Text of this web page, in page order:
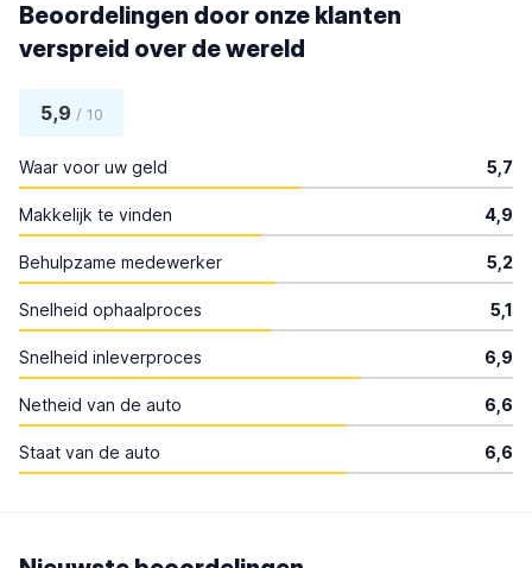
Beoordelingen door onze klanten
verspreid over de wereld
5,9 / 10
Waar voor uw geld 5,7
Makkelijk te vinden 4,9
Behulpzame medewerker 5,2
Snelheid ophaalproces 5,1
Snelheid inleverproces 6,9
Netheid van de auto 6,6
Staat van de auto 6,6